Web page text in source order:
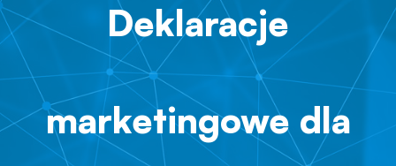
Deklaracje
marketingowe dla